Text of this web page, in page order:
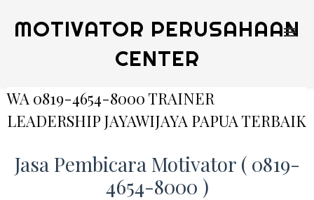
MOTIVATOR PERUSAHAAN
CENTER
WA 0819-4654-8000 TRAINER
LEADERSHIP JAYAWIJAYA PAPUA TERBAIK
Jasa Pembicara Motivator ( 0819-
4654-8000 )